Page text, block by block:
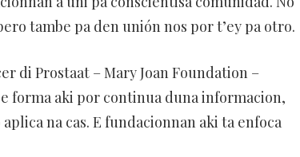
tambe pa den unión nos por t’ey pa otro.
di Prostaat – Mary Joan Foundation –
forma aki por continua duna informacion,
na cas. E fundacionnan aki ta enfoca